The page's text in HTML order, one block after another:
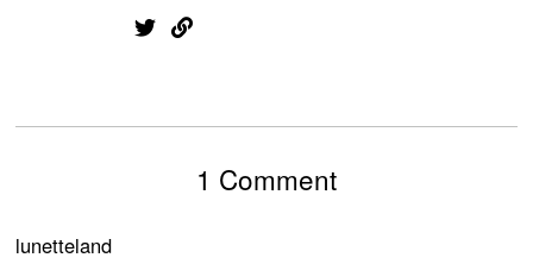
1 Comment
lunetteland